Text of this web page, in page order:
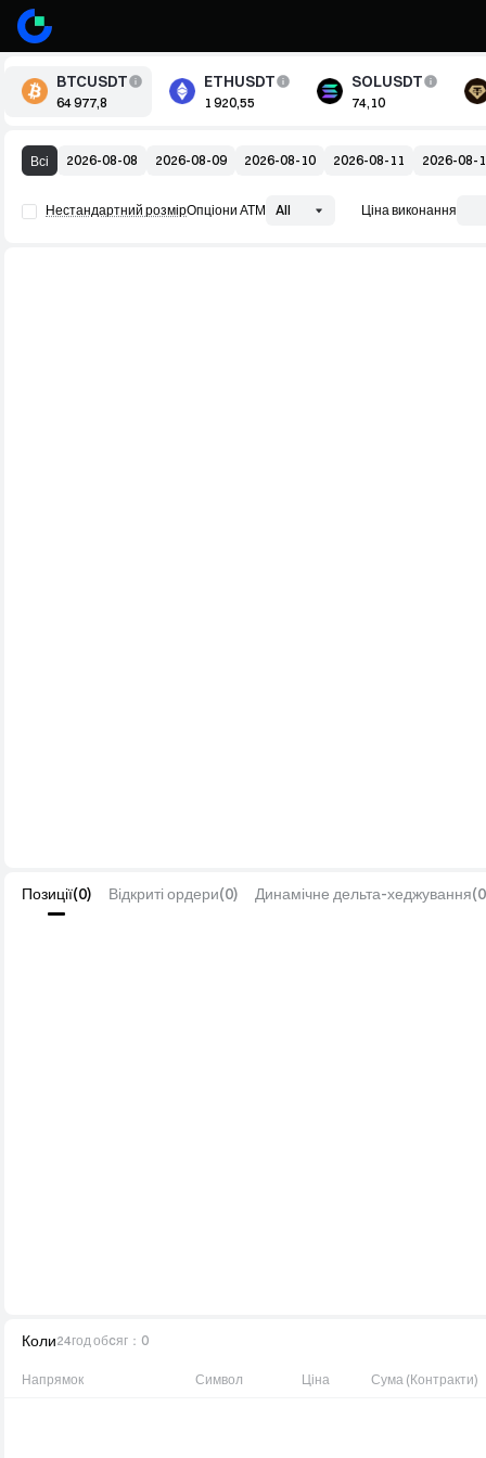
BTCUSDT
64 977,8
ETHUSDT
1 920,55
SOLUSDT
74,10
Всі 2026-08-08 2026-08-09 2026-08-10 2026-08-11 2026-08-
Нестандартний розмірОпціони АТМ All Ціна виконання
Позиції(0) Відкриті ордери(0) Динамічне дельта-хеджування(0
Коли24год обcяг ： 0
Напрямок Символ Ціна Сума (Контракти)